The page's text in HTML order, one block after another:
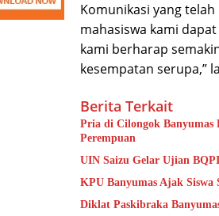
Komunikasi yang
mahasiswa kami
kami berharap
kesempatan serupa,”
Berita Terkait
Pria di Cilongok Banyumas
Perempuan
UIN Saizu Gelar Ujian
KPU Banyumas Ajak Siswa
Diklat Paskibraka